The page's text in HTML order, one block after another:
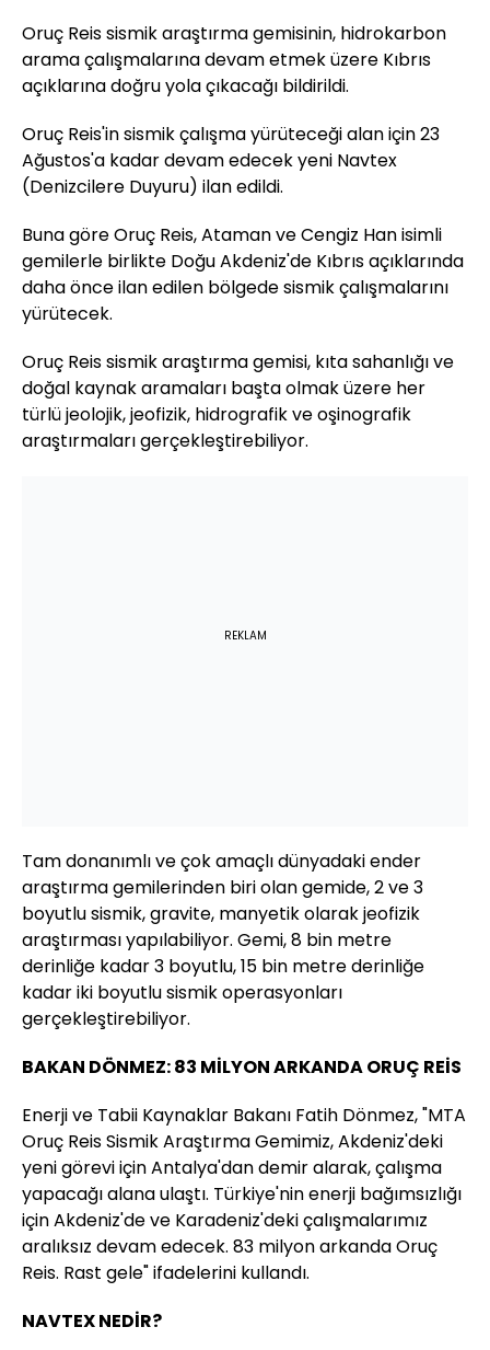
Oruç Reis sismik araştırma gemisinin, hidrokarbon
arama çalışmalarına devam etmek üzere Kıbrıs
açıklarına doğru yola çıkacağı bildirildi.
Oruç Reis'in sismik çalışma yürüteceği alan için 23
Ağustos'a kadar devam edecek yeni Navtex
(Denizcilere Duyuru) ilan edildi.
Buna göre Oruç Reis, Ataman ve Cengiz Han isimli
gemilerle birlikte Doğu Akdeniz'de Kıbrıs açıklarında
daha önce ilan edilen bölgede sismik çalışmalarını
yürütecek.
Oruç Reis sismik araştırma gemisi, kıta sahanlığı ve
doğal kaynak aramaları başta olmak üzere her
türlü jeolojik, jeofizik, hidrografik ve oşinografik
araştırmaları gerçekleştirebiliyor.
REKLAM
Tam donanımlı ve çok amaçlı dünyadaki ender
araştırma gemilerinden biri olan gemide, 2 ve 3
boyutlu sismik, gravite, manyetik olarak jeofizik
araştırması yapılabiliyor. Gemi, 8 bin metre
derinliğe kadar 3 boyutlu, 15 bin metre derinliğe
kadar iki boyutlu sismik operasyonları
gerçekleştirebiliyor.
BAKAN DÖNMEZ: 83 MİLYON ARKANDA ORUÇ REİS
Enerji ve Tabii Kaynaklar Bakanı Fatih Dönmez, "MTA
Oruç Reis Sismik Araştırma Gemimiz, Akdeniz'deki
yeni görevi için Antalya'dan demir alarak, çalışma
yapacağı alana ulaştı. Türkiye'nin enerji bağımsızlığı
için Akdeniz'de ve Karadeniz'deki çalışmalarımız
aralıksız devam edecek. 83 milyon arkanda Oruç
Reis. Rast gele" ifadelerini kullandı.
NAVTEX NEDİR?